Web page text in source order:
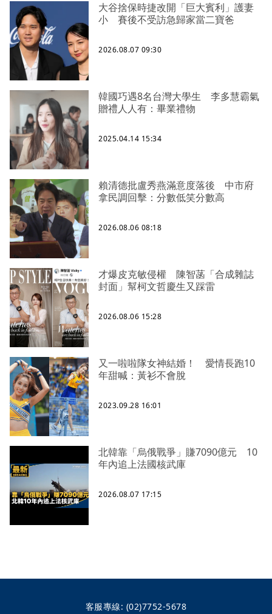
大谷捨保時捷改開「巨大賓利」護妻
小 賽後不受訪急歸家當二寶爸
2026.08.07 09:30
韓國巧遇8名台灣大學生 李多慧霸氣
贈禮人人有：畢業禮物
2025.04.14 15:34
賴清德批盧秀燕滿意度落後 中市府
拿民調回擊：分數低笑分數高
2026.08.06 08:18
才爆皮克敏侵權 陳智菡「合成雜誌
封面」幫柯文哲慶生又踩雷
2026.08.06 15:28
又一啦啦隊女神結婚！ 愛情長跑10
年甜喊：黃衫不會脫
2023.09.28 16:01
北韓靠「烏俄戰爭」賺7090億元 10
年內追上法國核武庫
2026.08.07 17:15
客服專線: (02)7752-5678